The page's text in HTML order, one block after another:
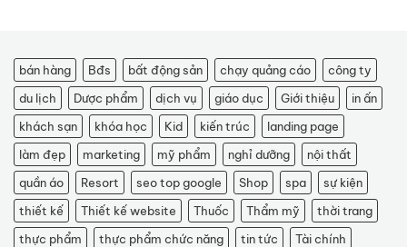
bán hàng Bđs bất động sản chạy quảng cáo
công ty
du lịch
Dược phẩm dịch vụ giáo dục Giới thiệu
in ấn
khách sạn
khóa học Kid kiến trúc
landing page
làm đẹp
marketing mỹ phẩm nghỉ dưỡng
nội thất
quần áo
Resort seo top google Shop spa
sự kiện
thiết kế
Thiết kế website Thuốc Thẩm mỹ
thời trang
thực phẩm
thực phẩm chức năng tin tức
Tài chính